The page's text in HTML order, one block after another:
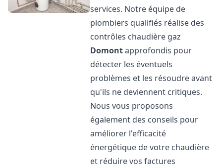
services. Notre équipe de
plombiers qualifiés réalise des
contrôles chaudière gaz
Domontapprofondis pour
détecter les éventuels
problèmes et les résoudre avant
qu'ils ne deviennent critiques.
Nous vous proposons
également des conseils pour
améliorer l'efficacité
énergétique de votre chaudière
et réduire vos factures